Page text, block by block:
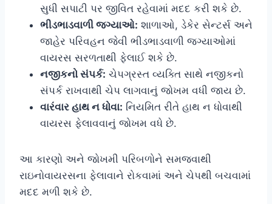
સુધી સપાટી પર જીવિત રહેવામાં મદદ કરી શકે છે.
ભીડભાડવાળી જગ્યાઓ: શાળાઓ, ડેકેર સેન્ટર્સ અને
જાહેર પરિવહન જેવી ભીડભાડવાળી જગ્યાઓમાં
વાયરસ સરળતાથી ફેલાઈ શકે છે.
નજીકનો સંપર્ક: ચેપગ્રસ્ત વ્યક્તિ સાથે નજીકનો
સંપર્ક રાખવાથી ચેપ લાગવાનું જોખમ વધી જાય છે.
વારંવાર હાથ ન ધોવા: નિયમિત રીતે હાથ ન ધોવાથી
વાયરસ ફેલાવવાનું જોખમ વધે છે.
આ કારણો અને જોખમી પરિબળોને સમજવાથી
રાઇનોવાયરસના ફેલાવાને રોકવામાં અને ચેપથી બચવામાં
મદદ મળી શકે છે.